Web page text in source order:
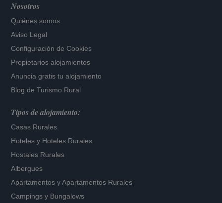
Nosotros
Quiénes somos
Aviso Legal
Configuración de Cookies
Propietarios alojamientos
Anuncia gratis tu alojamiento
Blog de Turismo Rural
Tipos de alojamiento:
Casas Rurales
Hoteles y Hoteles Rurales
Hostales Rurales
Albergues
Apartamentos yApartamentos Rurales
Campings y Bungalows